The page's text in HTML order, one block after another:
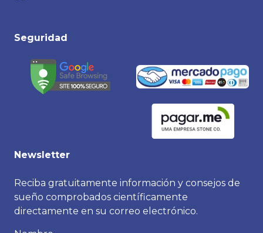
Seguridad
Newsletter
Reciba gratuitamente información y consejos de
sueño comprobados científicamente
directamente en su correo electrónico.